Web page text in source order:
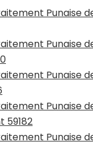
Punaise
Punaise
Punaise
Punaise
59182
Punaise